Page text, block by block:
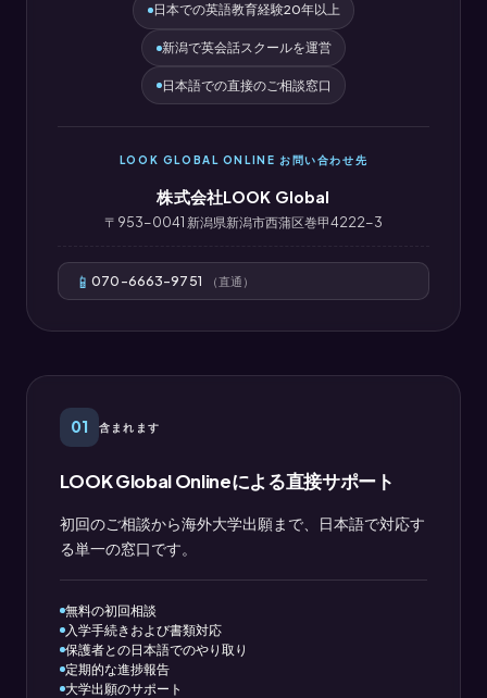
日本での英語教育経験20年以上
新潟で英会話スクールを運営
日本語での直接のご相談窓口
LOOK GLOBAL ONLINE お問い合わせ先
株式会社LOOK Global
〒953-0041 新潟県新潟市西蒲区巻甲4222-3
📱070-6663-9751 （直通）
01 含まれます
LOOK Global Onlineによる直接サポート
初回のご相談から海外大学出願まで、日本語で対応す
る単一の窓口です。
無料の初回相談
入学手続きおよび書類対応
保護者との日本語でのやり取り
定期的な進捗報告
大学出願のサポート